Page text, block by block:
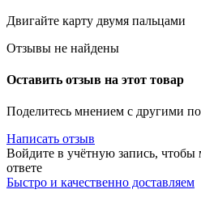
Двигайте карту двумя пальцами
Отзывы не найдены
Оставить отзыв на этот товар
Поделитесь мнением с другими
Написать отзыв
Войдите в учётную запись,
ответе
Быстро и качественно доставляем